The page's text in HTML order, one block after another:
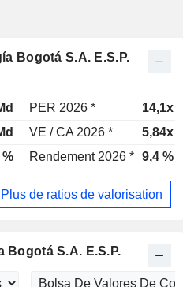
Bogotá S.A. E.S.P.
PER 2026 *
14,1x
VE / CA 2026 *
5,84x
% Rendement 2026 * 9,4 %
Plus de ratios de valorisation
Bogotá S.A. E.S.P.